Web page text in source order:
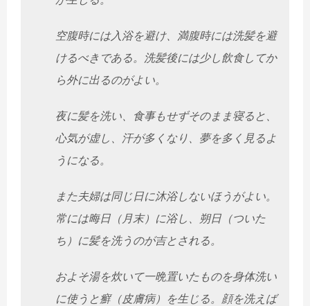
空腹時には入浴を避け、満腹時には洗髪を避
けるべきである。 洗髪後には少し飲食してか
ら外に出るのがよい。
夜に髪を洗い、食事もせずそのまま寝ると、
心気が虚し、 汗が多くなり、夢を多く見るよ
うになる。
また夫婦は同じ日に沐浴しないほうがよい。
常には晦日（月末） に浴し、朔日（ついた
ち）に髪を洗うのが吉とされる。
およそ湯を炊いて一晩置いたものを身体洗い
に使うと癬（皮膚病） を生じる。顔を洗えば